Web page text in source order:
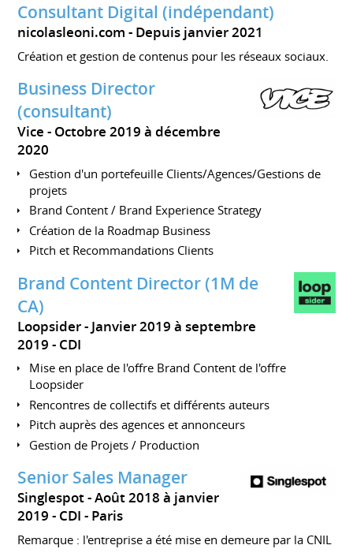
Consultant Digital (indépendant)
nicolasleoni.com Depuis janvier 2021
Création et gestion de contenus pour les réseaux sociaux.
Business Director
(consultant)
Vice
Octobre 2019 à décembre
2020
Gestion d'un portefeuille Clients/Agences/Gestions de
projets
Brand Content / Brand Experience Strategy
Création de la Roadmap Business
Pitch et Recommandations Clients
Brand Content Director (1M de
CA)
Loopsider
Janvier 2019 à septembre
2019 CDI
Mise en place de l'offre Brand Content de l'offre
Loopsider
Rencontres de collectifs et différents auteurs
Pitch auprès des agences et annonceurs
Gestion de Projets / Production
Senior Sales Manager
Singlespot
Août 2018 à janvier
2019 CDI Paris
Remarque : l'entreprise a été mise en demeure par la CNIL